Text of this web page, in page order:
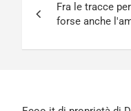
articoli
Fra le tracce
forse anche